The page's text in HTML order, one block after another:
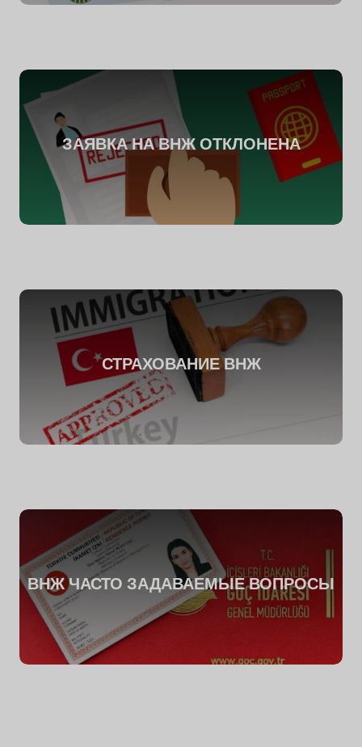
ЗАЯВКА НА ВНЖ ОТКЛОНЕНА
СТРАХОВАНИЕ ВНЖ
ВНЖ ЧАСТО ЗАДАВАЕМЫЕ ВОПРОСЫ